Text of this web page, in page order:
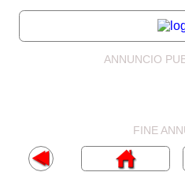
ANNUNCIO
FINE